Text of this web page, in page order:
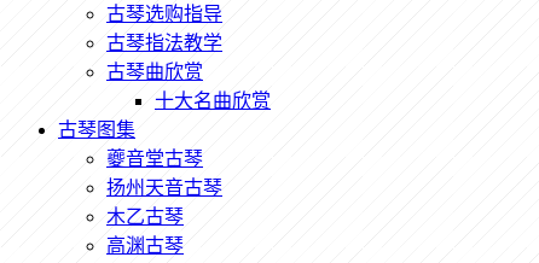
古琴选购指导
古琴指法教学
古琴曲欣赏
十大名曲欣赏
古琴图集
夔音堂古琴
扬州天音古琴
木乙古琴
高渊古琴